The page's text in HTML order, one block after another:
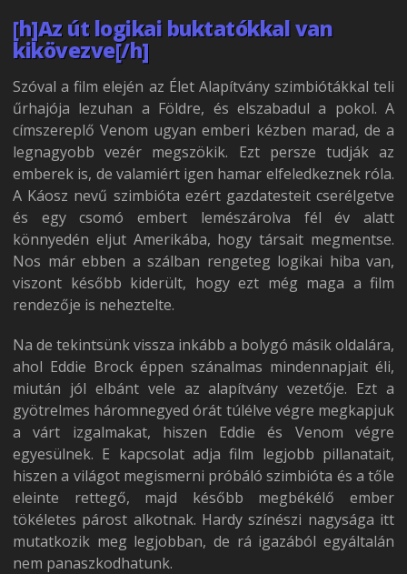
[h]Az út logikai buktatókkal van
kikövezve[/h]
Szóval a film elején az Élet Alapítvány szimbiótákkal teli
űrhajója lezuhan a Földre, és elszabadul a pokol. A
címszereplő Venom ugyan emberi kézben marad, de a
legnagyobb vezér megszökik. Ezt persze tudják az
emberek is, de valamiért igen hamar elfeledkeznek róla.
A Káosz nevű szimbióta ezért gazdatesteit cserélgetve
és egy csomó embert lemészárolva fél év alatt
könnyedén eljut Amerikába, hogy társait megmentse.
Nos már ebben a szálban rengeteg logikai hiba van,
viszont később kiderült, hogy ezt még maga a film
rendezője is neheztelte.
Na de tekintsünk vissza inkább a bolygó másik oldalára,
ahol Eddie Brock éppen szánalmas mindennapjait éli,
miután jól elbánt vele az alapítvány vezetője. Ezt a
gyötrelmes háromnegyed órát túlélve végre megkapjuk
a várt izgalmakat, hiszen Eddie és Venom végre
egyesülnek. E kapcsolat adja film legjobb pillanatait,
hiszen a világot megismerni próbáló szimbióta és a tőle
eleinte rettegő, majd később megbékélő ember
tökéletes párost alkotnak. Hardy színészi nagysága itt
mutatkozik meg legjobban, de rá igazából egyáltalán
nem panaszkodhatunk.